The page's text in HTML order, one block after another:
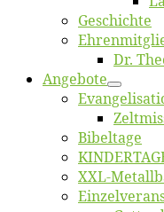
Ge­schich­te
Dr.
An­ge­bo­te
Bi­bel­ta­ge
XXL-